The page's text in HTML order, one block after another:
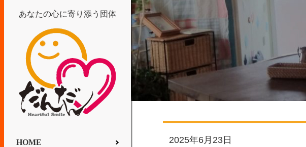
あなたの心に寄り添う団体
HOME 2025年6月23日